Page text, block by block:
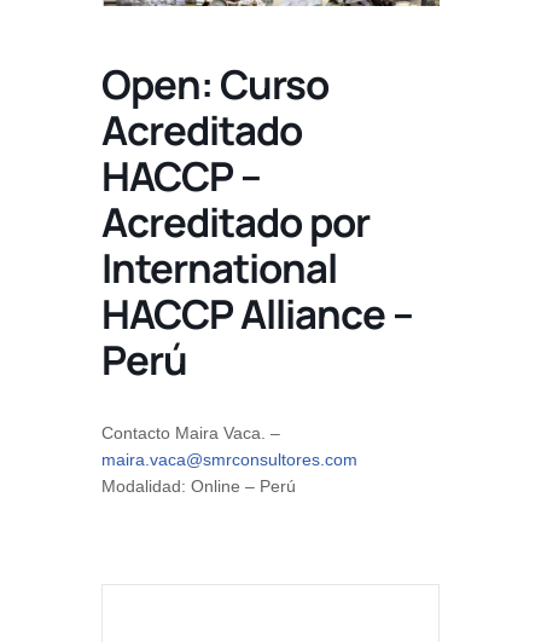
Open: Curso
Acreditado
HACCP –
Acreditado por
International
HACCP Alliance –
Perú
Contacto Maira Vaca. –
maira.vaca@smrconsultores.com
Modalidad: Online – Perú